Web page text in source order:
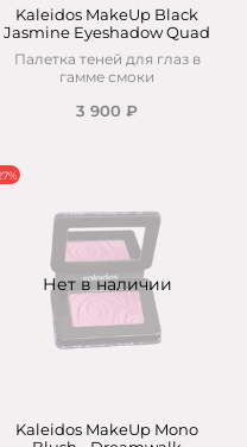
Kaleidos MakeUp Black
Jasmine Eyeshadow Quad
Палетка теней для глаз в
гамме смоки
3 900 ₽
Нет в наличии
Kaleidos MakeUp Mono